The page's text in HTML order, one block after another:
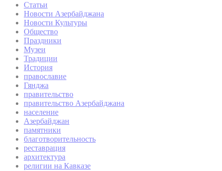
Статьи
Новости Азербайджана
Новости Культуры
Общество
Праздники
Музеи
Традиции
История
православие
Гянджа
правительство
правительство Азербайджана
население
Азербайджан
памятники
благотворительность
реставрация
архитектура
религии на Кавказе